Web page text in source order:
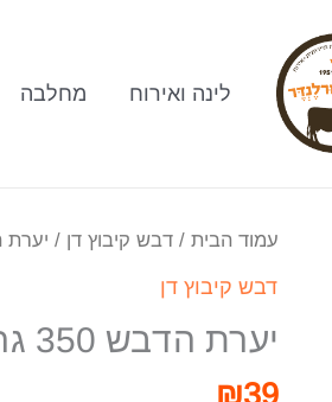
לינה ואירוח מחלבה
עמוד הבית / דבש קיבוץ דן / יערת
דבש קיבוץ דן
יערת הדבש 350 גרם
₪39